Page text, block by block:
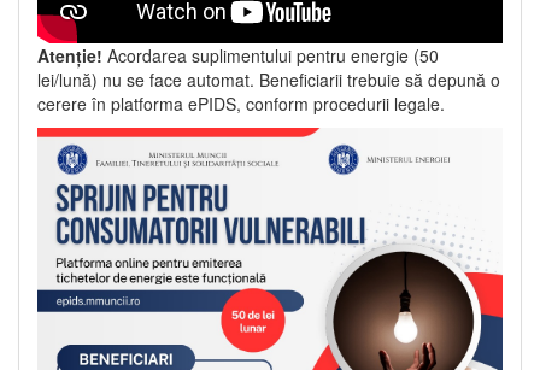
Atenție! Acordarea suplimentului pentru energie (50
lei/lună) nu se face automat. Beneficiarii trebuie să depună o
cerere în platforma ePIDS, conform procedurii legale.